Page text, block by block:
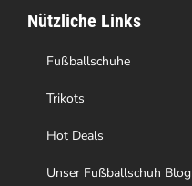
der
Produktseite
gewählt
werden
Nützliche Links
Fußballschuhe
Trikots
Hot Deals
Unser Fußballschuh Blog